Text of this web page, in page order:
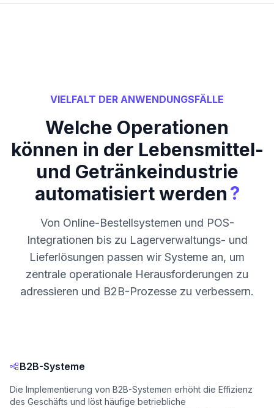
VIELFALT DER ANWENDUNGSFÄLLE
Welche Operationen
können in der Lebensmittel-
und Getränkeindustrie
automatisiert werden?
Von Online-Bestellsystemen und POS-
Integrationen bis zu Lagerverwaltungs- und
Lieferlösungen passen wir Systeme an, um
zentrale operationale Herausforderungen zu
adressieren und B2B-Prozesse zu verbessern.
B2B-Systeme
Die Implementierung von B2B-Systemen erhöht die Effizienz
des Geschäfts und löst häufige betriebliche